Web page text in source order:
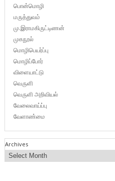
பொன்மொழி
மருத்துவம்
மு.இராமகிருட்டிணன்
முகநூல்
மொழிபெயர்ப்பு
மொழிப்போர்
விளையாட்டு
வெருளி
வெருளி அறிவியல்
வேலைவாய்ப்பு
வேளாண்மை
Archives